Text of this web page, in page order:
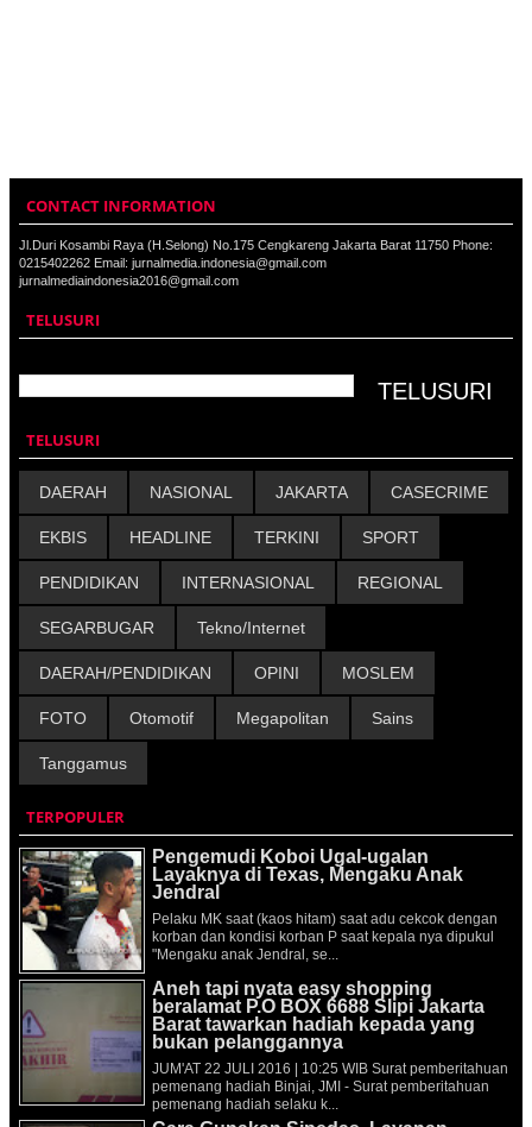
CONTACT INFORMATION
Jl.Duri Kosambi Raya (H.Selong) No.175 Cengkareng Jakarta Barat 11750 Phone:
0215402262 Email: jurnalmedia.indonesia@gmail.com
jurnalmediaindonesia2016@gmail.com
TELUSURI
TELUSURI
DAERAH NASIONAL JAKARTA CASECRIME
EKBIS HEADLINE TERKINI SPORT
PENDIDIKAN INTERNASIONAL REGIONAL
SEGARBUGAR Tekno/Internet
DAERAH/PENDIDIKAN OPINI MOSLEM
FOTO Otomotif Megapolitan Sains
Tanggamus
TERPOPULER
Pengemudi Koboi Ugal-ugalan
Layaknya di Texas, Mengaku Anak
Jendral
Pelaku MK saat (kaos hitam) saat adu cekcok dengan
korban dan kondisi korban P saat kepala nya dipukul
"Mengaku anak Jendral, se...
Aneh tapi nyata easy shopping
beralamat P.O BOX 6688 Slipi Jakarta
Barat tawarkan hadiah kepada yang
bukan pelanggannya
JUM'AT 22 JULI 2016 | 10:25 WIB Surat pemberitahuan
pemenang hadiah Binjai, JMI - Surat pemberitahuan
pemenang hadiah selaku k...